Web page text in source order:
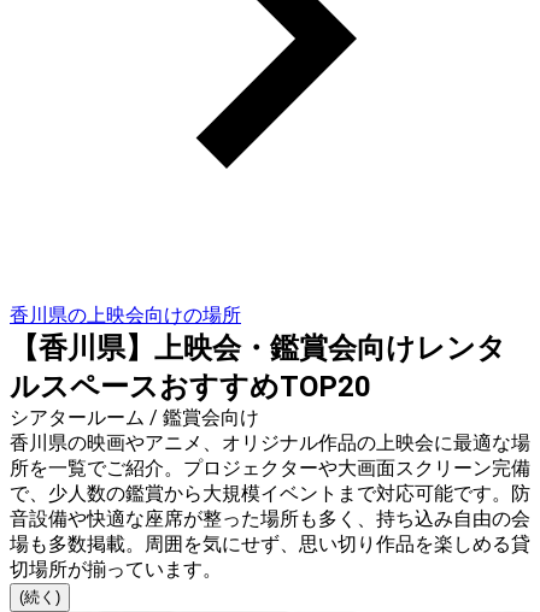
香川県の上映会向けの場所
【香川県】上映会・鑑賞会向けレンタ
ルスペースおすすめTOP20
シアタールーム / 鑑賞会向け
香川県の映画やアニメ、オリジナル作品の上映会に最適な場
所を一覧でご紹介。プロジェクターや大画面スクリーン完備
で、少人数の鑑賞から大規模イベントまで対応可能です。防
音設備や快適な座席が整った場所も多く、持ち込み自由の会
場も多数掲載。周囲を気にせず、思い切り作品を楽しめる貸
切場所が揃っています。
(続く)